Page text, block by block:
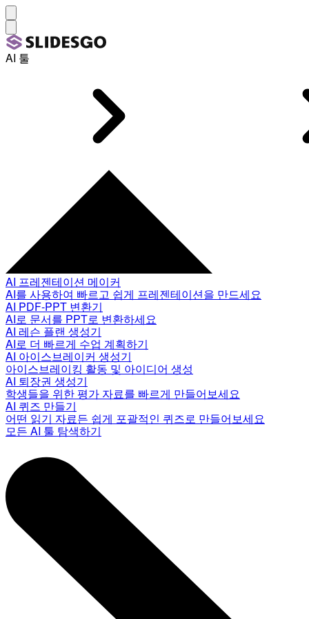
AI 툴
AI 프레젠테이션 메이커
AI를 사용하여 빠르고 쉽게 프레젠테이션을 만드세요
AI PDF-PPT 변환기
AI로 문서를 PPT로 변환하세요
AI 레슨 플랜 생성기
AI로 더 빠르게 수업 계획하기
AI 아이스브레이커 생성기
아이스브레이킹 활동 및 아이디어 생성
AI 퇴장권 생성기
학생들을 위한 평가 자료를 빠르게 만들어보세요
AI 퀴즈 만들기
어떤 읽기 자료든 쉽게 포괄적인 퀴즈로 만들어보세요
모든 AI 툴 탐색하기